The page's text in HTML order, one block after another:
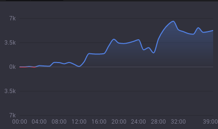
00:00 04:00 08:00 12:00 16:00 20:00 24:00 28:00 32:00 39:00
7k
3.5k
0k
3.5k
7k